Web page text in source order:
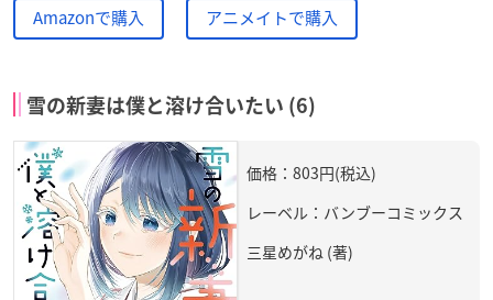
Amazonで購入 アニメイトで購入
雪の新妻は僕と溶け合いたい (6)
価格：803円(税込)
レーベル：バンブーコミックス
三星めがね (著)